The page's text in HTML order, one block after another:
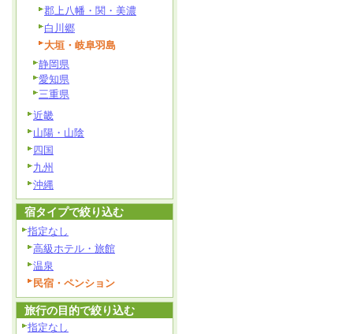
郡上八幡・関・美濃
白川郷
大垣・岐阜羽島
静岡県
愛知県
三重県
近畿
山陽・山陰
四国
九州
沖縄
宿タイプで絞り込む
指定なし
高級ホテル・旅館
温泉
民宿・ペンション
旅行の目的で絞り込む
指定なし